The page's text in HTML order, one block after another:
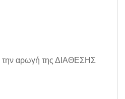
αρωγή της ΔΙΑΘΕΣΗΣ